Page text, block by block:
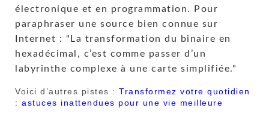
électronique et en programmation. Pour
paraphraser une source bien connue sur
Internet :
La transformation du binaire en
hexadécimal, c’est comme passer d’un
labyrinthe complexe à une carte simplifiée.
Voici d’autres pistes : Transformez votre quotidien
: astuces inattendues pour une vie meilleure